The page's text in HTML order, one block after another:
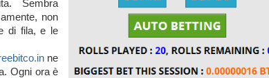
Sembra
non
di fila, e le
ne
Ogni ora è